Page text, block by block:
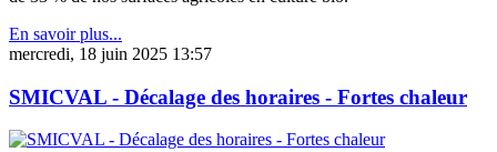
En savoir plus...
mercredi, 18 juin 2025 13:57
SMICVAL - Décalage des horaires - Fortes chaleur